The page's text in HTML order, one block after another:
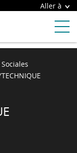
Aller à